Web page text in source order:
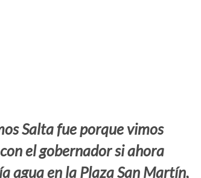
Salta fue porque vimos
el gobernador si ahora
agua en la Plaza San Martín,